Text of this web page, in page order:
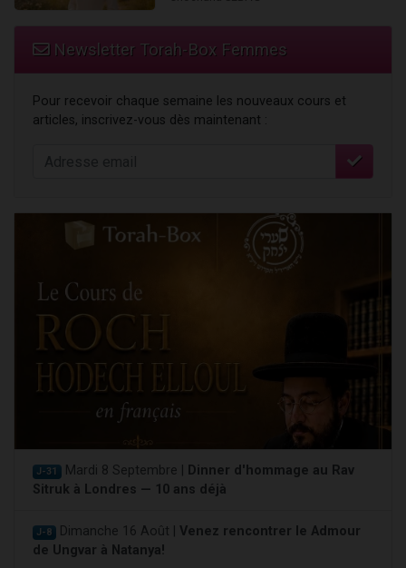
Newsletter Torah-Box Femmes
Pour recevoir chaque semaine les nouveaux cours et
articles, inscrivez-vous dès maintenant :
J-31 Mardi 8 Septembre |
Dinner d'hommage au Rav
Sitruk à Londres — 10 ans déjà
J-8 Dimanche 16 Août | Venez rencontrer le Admour
de Ungvar à Natanya!